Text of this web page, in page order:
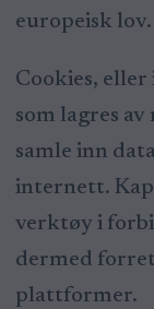
europeisk lov.
Cookies,
som lagres
samle inn
internett.
verktøy i
dermed
plattformer.